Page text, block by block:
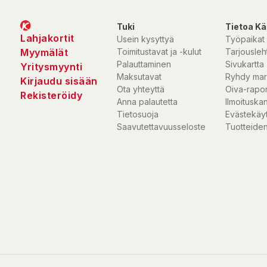
Lahjakortit
Myymälät
Yritysmyynti
Kirjaudu sisään
Rekisteröidy
Tuki
Usein kysyttyä
Toimitustavat ja -kulut
Palauttaminen
Maksutavat
Ota yhteyttä
Anna palautetta
Tietosuoja
Saavutettavuusseloste
Tietoa
Työpaikat
Sivukartta
Ryhdy
Oiva-